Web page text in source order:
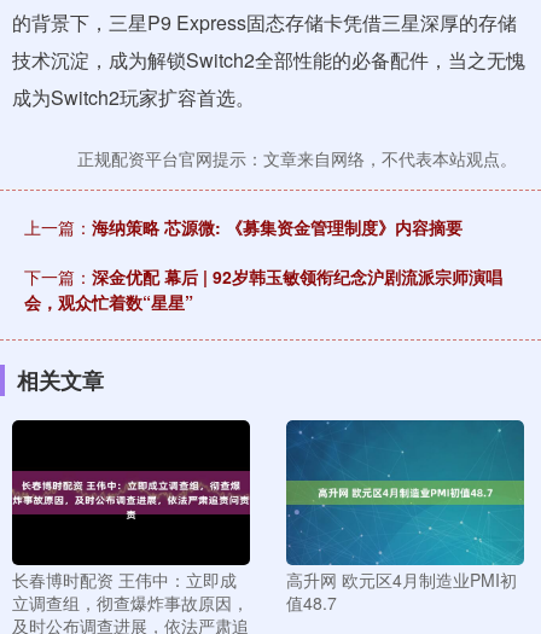
的背景下，三星P9 Express固态存储卡凭借三星深厚的存储
技术沉淀，成为解锁Switch2全部性能的必备配件，当之无愧
成为Switch2玩家扩容首选。
正规配资平台官网提示：文章来自网络，不代表本站观点。
上一篇： 海纳策略 芯源微: 《募集资金管理制度》内容摘要
下一篇： 深金优配 幕后 | 92岁韩玉敏领衔纪念沪剧流派宗师演唱
会，观众忙着数“星星”
相关文章
长春博时配资 王伟中：立即成
立调查组，彻查爆炸事故原因，
及时公布调查进展，依法严肃追
高升网 欧元区4月制造业PMI初
值48.7